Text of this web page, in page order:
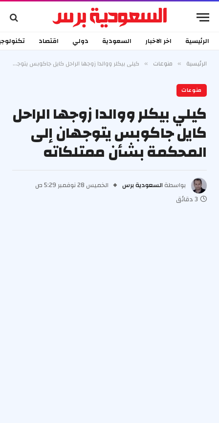
الرئيسية اخر الاخبار السعودية دولي اقتصاد
الرئيسية » منوعات » كيلي بيكلر ووالدا زوجها الراحل كايل جاكوبس يتوجهان إلى المحكمة بشأن ممتلكاته
منوعات
كيلي بيكلر ووالدا زوجها الراحل
كايل جاكوبس يتوجهان إلى
المحكمة بشأن ممتلكاته
بواسطة السعودية برس
الخميس 28 نوفمبر 5:29 ص
3 دقائق